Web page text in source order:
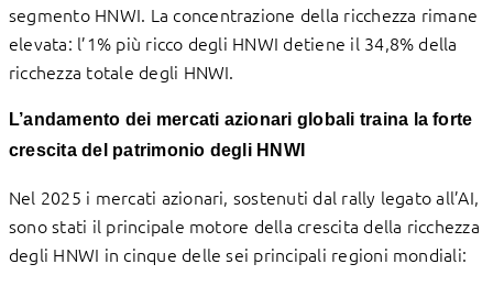
segmento HNWI. La concentrazione della ricchezza rimane
elevata: l’1% più ricco degli HNWI detiene il 34,8% della
ricchezza totale degli HNWI.
L’andamento dei mercati azionari globali traina la forte
crescita del patrimonio degli HNWI
Nel 2025 i mercati azionari, sostenuti dal rally legato all’AI,
sono stati il principale motore della crescita della ricchezza
degli HNWI in cinque delle sei principali regioni mondiali: